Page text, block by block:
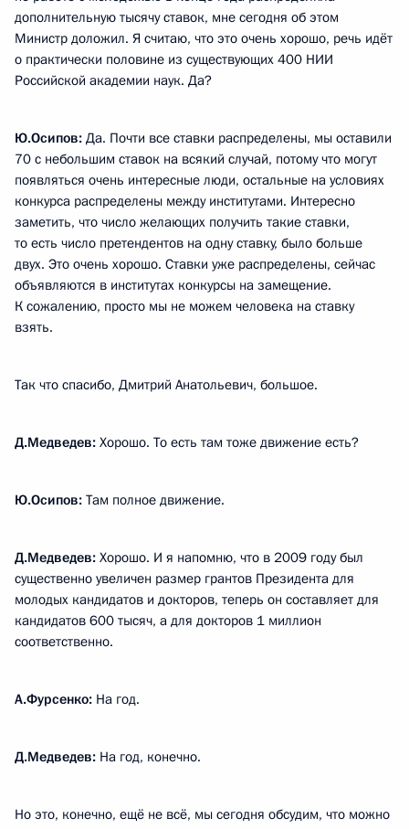
дополнительную тысячу ставок, мне сегодня об этом
Министр доложил. Я считаю, что это очень хорошо, речь идёт
о практически половине из существующих 400 НИИ
Российской академии наук. Да?
Ю.Осипов: Да. Почти все ставки распределены, мы оставили
70 с небольшим ставок на всякий случай, потому что могут
появляться очень интересные люди, остальные на условиях
конкурса распределены между институтами. Интересно
заметить, что число желающих получить такие ставки,
то есть число претендентов на одну ставку, было больше
двух. Это очень хорошо. Ставки уже распределены, сейчас
объявляются в институтах конкурсы на замещение.
К сожалению, просто мы не можем человека на ставку
взять.
Так что спасибо, Дмитрий Анатольевич, большое.
Д.Медведев: Хорошо. То есть там тоже движение есть?
Ю.Осипов: Там полное движение.
Д.Медведев: Хорошо. И я напомню, что в 2009 году был
существенно увеличен размер грантов Президента для
молодых кандидатов и докторов, теперь он составляет для
кандидатов 600 тысяч, а для докторов 1 миллион
соответственно.
А.Фурсенко: На год.
Д.Медведев: На год, конечно.
Но это, конечно, ещё не всё, мы сегодня обсудим, что можно